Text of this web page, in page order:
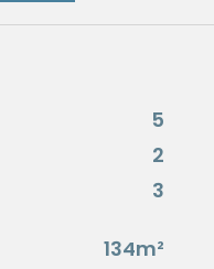
5
2
3
134m²